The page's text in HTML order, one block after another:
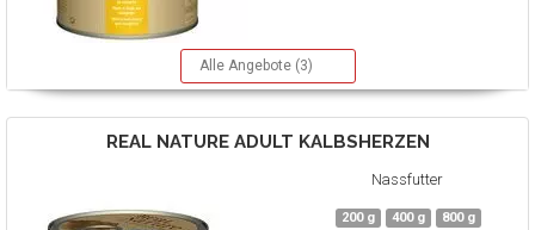
Alle Angebote (3)
REAL NATUREADULT KALBSHERZEN
Nassfutter
200 g 400 g 800 g